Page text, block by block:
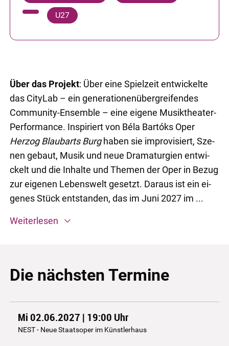
U27
Über das Projekt: Über ei­ne Spiel­zeit ent­wi­ckel­te
das CityLab – ein ge­ne­ra­tio­nen­über­grei­fen­des
Community-Ensemble – ei­ne ei­ge­ne Mu­sik­thea­ter-
Per­for­mance. In­spi­riert von Béla Bartóks Oper
Herzog Blaubarts Burgha­ben sie im­pro­vi­siert, Sze­
nen ge­baut, Mu­sik und neue Dra­ma­tur­gi­en ent­wi­
ckelt und die In­hal­te und The­men der Oper in Be­zug
zur ei­ge­nen Le­bens­welt ge­setzt. Da­raus ist ein ei­
ge­nes Stück ent­stan­den, das im Ju­ni 2027 im ...
Weiterlesen
Die nächsten Termine
Mi 02.06.2027 | 19:00 Uhr
NEST - Neue Staatsoper im Künstlerhaus